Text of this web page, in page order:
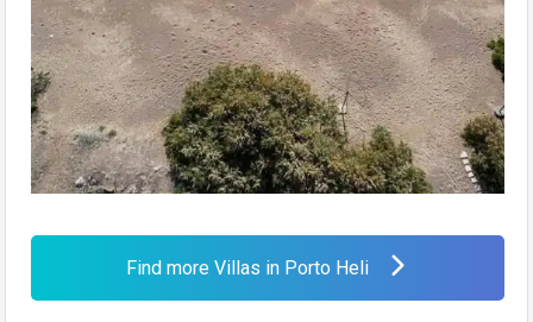
Find more Villas in Porto Heli